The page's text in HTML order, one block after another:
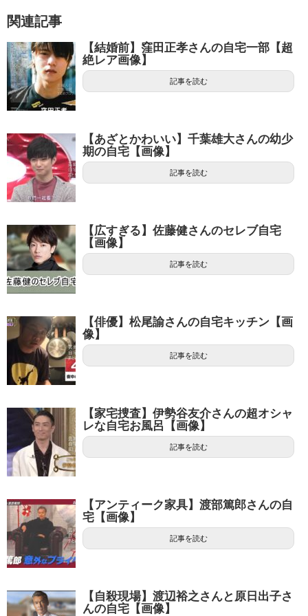
関連記事
【結婚前】窪田正孝さんの自宅一部【超
絶レア画像】
記事を読む
【あざとかわいい】千葉雄大さんの幼少
期の自宅【画像】
記事を読む
【広すぎる】佐藤健さんのセレブ自宅
【画像】
記事を読む
【俳優】松尾諭さんの自宅キッチン【画
像】
記事を読む
【家宅捜査】伊勢谷友介さんの超オシャ
レな自宅お風呂【画像】
記事を読む
【アンティーク家具】渡部篤郎さんの自
宅【画像】
記事を読む
【自殺現場】渡辺裕之さんと原日出子さ
んの自宅【画像】